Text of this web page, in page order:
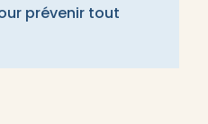
prévenir tout